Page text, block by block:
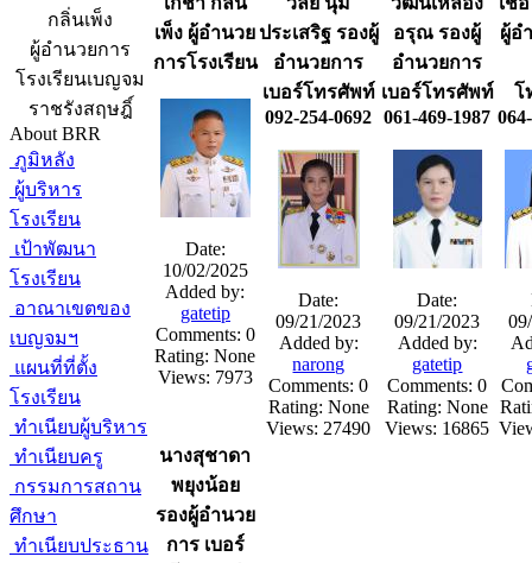
กลิ่นเพ็ง
ผู้อำนวยการ
โรงเรียนเบญจม
ราชรังสฤษฎิ์
About BRR
ภูมิหลัง
ผู้บริหาร
โรงเรียน
เป้าพัฒนา
โรงเรียน
อาณาเขตของ
เบญจมฯ
แผนที่ที่ตั้ง
โรงเรียน
ทำเนียบผู้บริหาร
ทำเนียบครู
กรรมการสถาน
ศึกษา
ทำเนียบประธาน
เพ็ง ผู้อำนวย
การโรงเรียน
Date:
10/02/2025
Added by:
gatetip
Comments: 0
Rating: None
Views: 7973
ประเสริฐ รองผู้
อำนวยการ
เบอร์โทรศัพท์
092-254-0692
Date:
09/21/2023
Added by:
narong
Comments: 0
Rating: None
Views: 27490
อรุณ รองผู้
อำนวยการ
เบอร์โทรศัพท์
061-469-1987
Date:
09/21/2023
Added by:
gatetip
Comments: 0
Rating: None
Views: 16865
ผู้อ
โ
นางสุชาดา
พยุงน้อย
รองผู้อำนวย
การ เบอร์